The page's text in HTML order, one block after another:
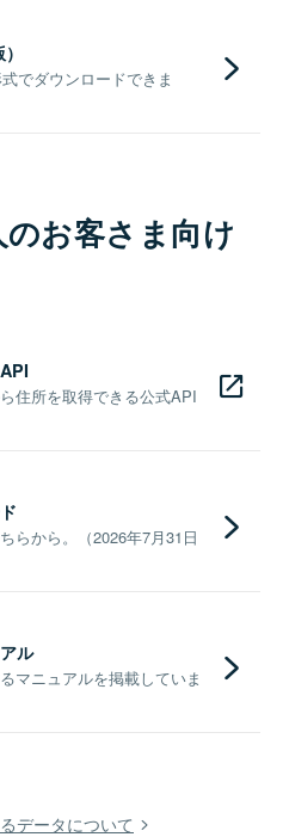
でダウンロードできま
お客さま向け
住所を取得できる公式API
らから。（2026年7月31日
ル
マニュアルを掲載していま
データについて